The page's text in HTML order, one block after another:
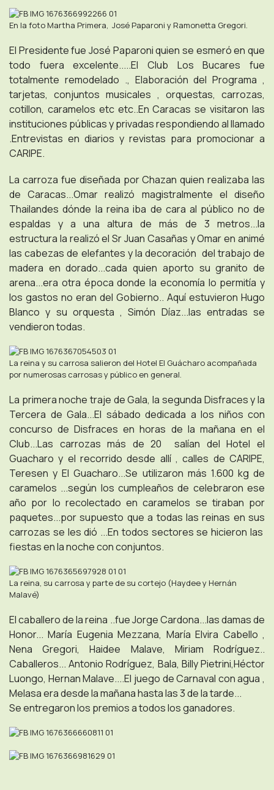
En la foto Martha Primera, José Paparoni y Ramonetta Gregori.
El Presidente fue José Paparoni quien se esmeró en que
todo fuera excelente.....El Club Los Bucares fue
totalmente remodelado ., Elaboración del Programa ,
tarjetas, conjuntos musicales , orquestas, carrozas,
cotillon, caramelos etc etc..En Caracas se visitaron las
instituciones públicas y privadas respondiendo al llamado
.Entrevistas en diarios y revistas para promocionar a
CARIPE.
La carroza fue diseñada por Chazan quien realizaba las
de Caracas...Omar realizó magistralmente el diseño
Thailandes dónde la reina iba de cara al público no de
espaldas y a una altura de más de 3 metros...la
estructura la realizó el Sr Juan Casañas y Omar en animé
las cabezas de elefantes y la decoración del trabajo de
madera en dorado...cada quien aporto su granito de
arena...era otra época donde la economía lo permitía y
los gastos no eran del Gobierno.. Aquí estuvieron Hugo
Blanco y su orquesta , Simón Díaz...las entradas se
vendieron todas.
La reina y su carrosa salieron del Hotel El Guácharo acompañada
por numerosas carrosas y público en general.
La primera noche traje de Gala, la segunda Disfraces y la
Tercera de Gala...El sábado dedicada a los niños con
concurso de Disfraces en horas de la mañana en el
Club...Las carrozas más de 20 salían del Hotel el
Guacharo y el recorrido desde allí , calles de CARIPE,
Teresen y El Guacharo...Se utilizaron más 1.600 kg de
caramelos ...según los cumpleaños de celebraron ese
año por lo recolectado en caramelos se tiraban por
paquetes...por supuesto que a todas las reinas en sus
carrozas se les dió ...En todos sectores se hicieron las
fiestas en la noche con conjuntos.
La reina, su carrosa y parte de su cortejo (Haydee y Hernán
Malavé)
El caballero de la reina ..fue Jorge Cardona...las damas de
Honor... María Eugenia Mezzana, María Elvira Cabello ,
Nena Gregori, Haidee Malave, Miriam Rodríguez..
Caballeros... Antonio Rodríguez, Bala, Billy Pietrini,Héctor
Luongo, Hernan Malave....El juego de Carnaval con agua ,
Melasa era desde la mañana hasta las 3 de la tarde...
Se entregaron los premios a todos los ganadores.